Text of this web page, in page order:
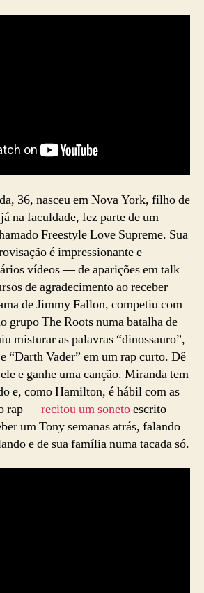
36, nasceu em Nova York, filho de
na faculdade, fez parte de um
Freestyle Love Supreme. Sua
é impressionante e
vídeos — de aparições em talk
de agradecimento ao receber
de Jimmy Fallon, competiu com
grupo The Roots numa batalha de
misturar as palavras “dinossauro”,
“Darth Vader” em um rap curto. Dê
e ganhe uma canção. Miranda tem
e, como Hamilton, é hábil com as
rap —recitou um sonetoescrito
um Tony semanas atrás, falando
e de sua família numa tacada só.